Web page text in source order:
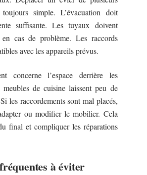
simple. L’évacuation doit
suffisante. Les tuyaux doivent
en cas de problème. Les raccords
avec les appareils prévus.
concerne l’espace derrière les
meubles de cuisine laissent peu de
les raccordements sont mal placés,
ou modifier le mobilier. Cela
final et compliquer les réparations
à éviter